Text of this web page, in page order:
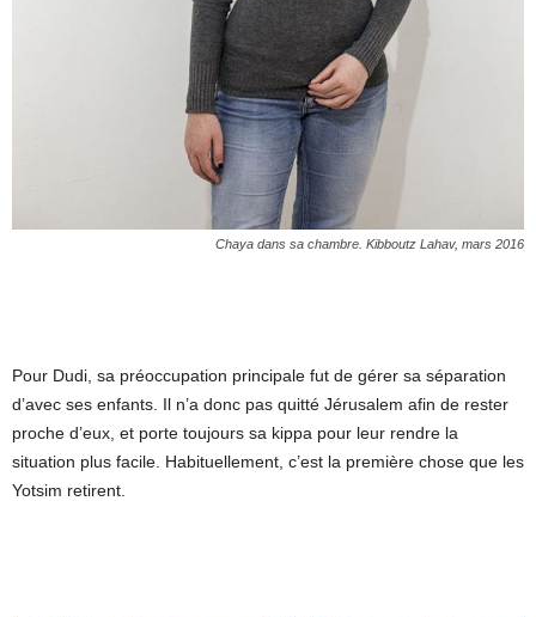
Chaya dans sa chambre. Kibboutz Lahav, mars 2016
Pour Dudi, sa préoccupation principale fut de gérer sa séparation
d’avec ses enfants. Il n’a donc pas quitté Jérusalem afin de rester
proche d’eux, et porte toujours sa kippa pour leur rendre la
situation plus facile. Habituellement, c’est la première chose que les
Yotsim retirent.